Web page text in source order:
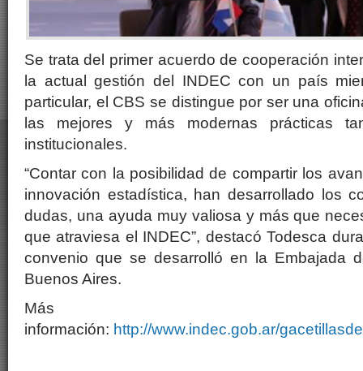
Se trata del primer acuerdo de cooperación
la actual gestión del INDEC con un país
particular, el CBS se distingue por ser una
las mejores y más modernas prácticas
institucionales.
“Contar con la posibilidad de compartir los
innovación estadística, han desarrollado los
dudas, una ayuda muy valiosa y más que
que atraviesa el INDEC”, destacó Todesca
convenio que se desarrolló en la Embajada
Buenos Aires.
Más
información: http://www.indec.gob.ar/